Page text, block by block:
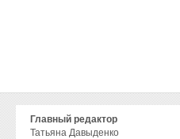
Главный редактор
Татьяна Давыденко